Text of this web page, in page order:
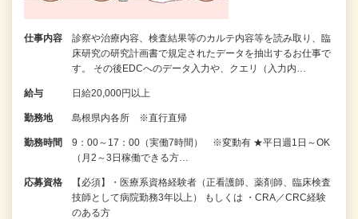
仕事内容
診察や治療内容、検査結果等のカルテ内容等を読み取り、臨
床研究の研究計画書で規定されたデータを抽出するお仕事で
す。 その後EDCへのデータ入力や、クエリ（入力内…
給与 日給20,000円以上
勤務地 島根県内各所 ※直行直帰
勤務時間
9：00～17：00（実働7時間） ※変動有 ★平日週1日～OK
（月2～3日稼働できる方…
応募資格
【必須】・医療系資格経験者（正看護師、薬剤師、臨床検査
技師として病院勤務3年以上） もしくは ・CRA／CRC経験
のある方